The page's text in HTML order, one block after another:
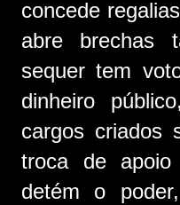
concede
abre brechas
sequer tem
dinheiro
cargos criados
troca de
detém o